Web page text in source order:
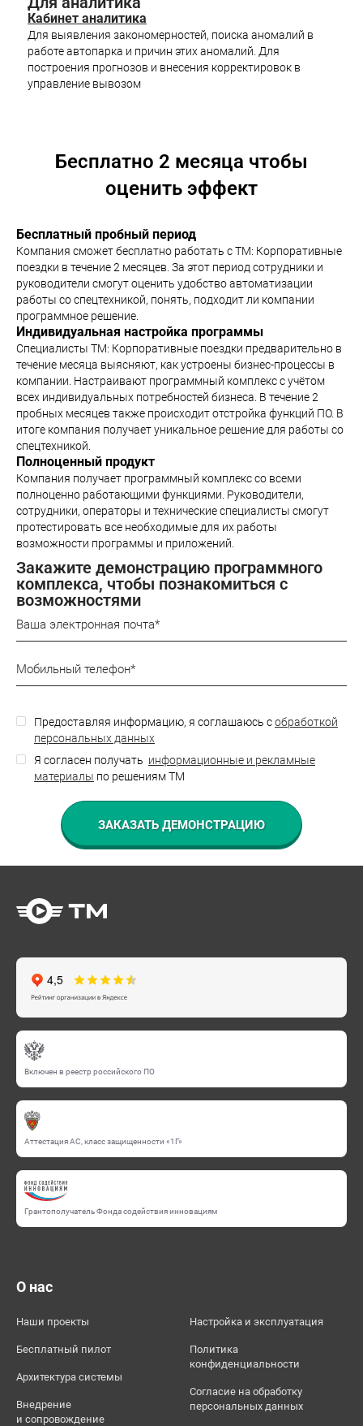
Кабинет аналитика
Для выявления закономерностей, поиска аномалий в
работе автопарка и причин этих аномалий. Для
построения прогнозов и внесения корректировок в
управление вывозом
Бесплатно 2 месяца чтобы
оценить эффект
Бесплатный пробный период
Компания сможет бесплатно работать с ТМ: Корпоративные
поездки в течение 2 месяцев. За этот период сотрудники и
руководители смогут оценить удобство автоматизации
работы со спецтехникой, понять, подходит ли компании
программное решение.
Индивидуальная настройка программы
Специалисты ТМ: Корпоративные поездки предварительно в
течение месяца выясняют, как устроены бизнес-процессы в
компании. Настраивают программный комплекс с учётом
всех индивидуальных потребностей бизнеса. В течение 2
пробных месяцев также происходит отстройка функций ПО. В
итоге компания получает уникальное решение для работы со
спецтехникой.
Полноценный продукт
Компания получает программный комплекс со всеми
полноценно работающими функциями. Руководители,
сотрудники, операторы и технические специалисты смогут
протестировать все необходимые для их работы
возможности программы и приложений.
Закажите демонстрацию программного
комплекса, чтобы познакомиться с
возможностями
Предоставляя информацию, я соглашаюсь собработкой
персональных данных
Я согласен получать информационные и рекламные
материалы по решениям ТМ
Включен в реестр российского ПО
Аттестация АС, класс защищенности «1Г»
Грантополучатель Фонда содействия инновациям
О нас
Наши проекты
Бесплатный пилот
Архитектура системы
Внедрение
и сопровождение
Настройка и эксплуатация
Политика
конфиденциальности
Согласие на обработку
персональных данных